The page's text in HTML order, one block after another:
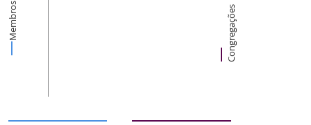
Membros Congregações